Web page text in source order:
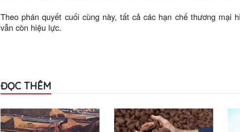
Theo phán quyết cuối cùng này, tất cả các hạn chế thương mại
vẫn còn hiệu lực.
ĐỌC THÊM